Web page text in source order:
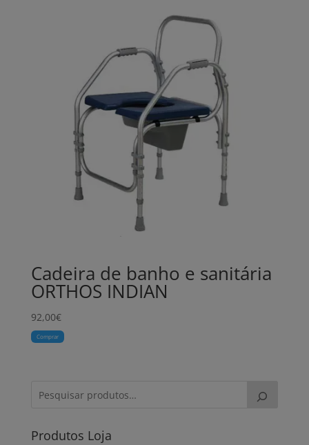
Cadeira de banho e sanitária
ORTHOS INDIAN
92,00€
Comprar
Produtos Loja